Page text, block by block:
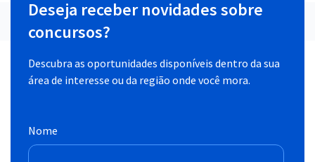
Deseja receber novidades sobre
concursos?
Descubra as oportunidades disponíveis dentro da sua
área de interesse ou da região onde você mora.
Nome